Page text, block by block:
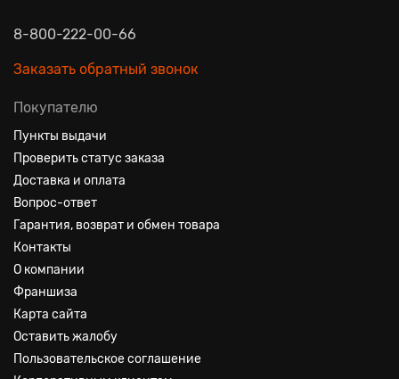
8-800-222-00-66
Заказать обратный звонок
Покупателю
Пункты выдачи
Проверить статус заказа
Доставка и оплата
Вопрос-ответ
Гарантия, возврат и обмен товара
Контакты
О компании
Франшиза
Карта сайта
Оставить жалобу
Пользовательское соглашение